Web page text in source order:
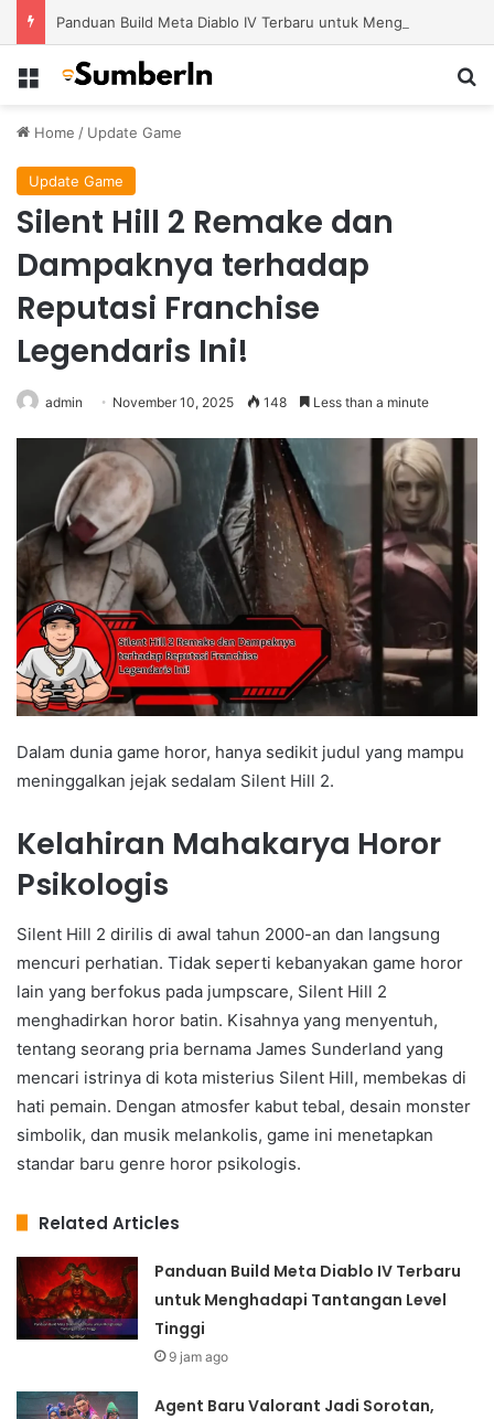
Menu
Home / Update Game
Update Game
Silent Hill 2 Remake dan
Dampaknya terhadap
Reputasi Franchise
Legendaris Ini!
admin November 10, 2025 148 Less than a minute
Dalam dunia game horor, hanya sedikit judul yang mampu
meninggalkan jejak sedalam Silent Hill 2.
Kelahiran Mahakarya Horor
Psikologis
Silent Hill 2 dirilis di awal tahun 2000-an dan langsung
mencuri perhatian. Tidak seperti kebanyakan game horor
lain yang berfokus pada jumpscare, Silent Hill 2
menghadirkan horor batin. Kisahnya yang menyentuh,
tentang seorang pria bernama James Sunderland yang
mencari istrinya di kota misterius Silent Hill, membekas di
hati pemain. Dengan atmosfer kabut tebal, desain monster
simbolik, dan musik melankolis, game ini menetapkan
standar baru genre horor psikologis.
Related Articles
Panduan Build Meta Diablo IV Terbaru
untuk Menghadapi Tantangan Level
Tinggi
9 jam ago
Agent Baru Valorant Jadi Sorotan,